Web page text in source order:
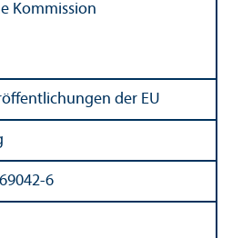
Kommission
der EU
6